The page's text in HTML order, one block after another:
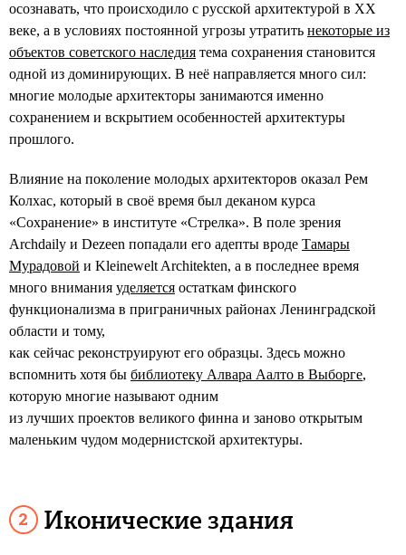
осознавать, что происходило с русской архитектурой в XX
веке, а в условиях постоянной угрозы утратить некоторые из
объектов советского наследия тема сохранения становится
одной из доминирующих. В неё направляется много сил:
многие молодые архитекторы занимаются именно
сохранением и вскрытием особенностей архитектуры
прошлого.
Влияние на поколение молодых архитекторов оказал Рем
Колхас, который в своё время был деканом курса
«Сохранение» в институте «Стрелка». В поле зрения
Archdaily и Dezeen попадали его адепты вроде Тамары
Мурадовой и Kleinewelt Architekten, а в последнее время
много внимания уделяется остаткам финского
функционализма в приграничных районах Ленинградской
области и тому,
как сейчас реконструируют его образцы. Здесь можно
вспомнить хотя бы библиотеку Алвара Аалто в Выборге,
которую многие называют одним
из лучших проектов великого финна и заново открытым
маленьким чудом модернистской архитектуры.
Иконические здания